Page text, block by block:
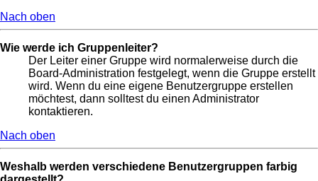
Nach oben
Wie werde ich Gruppenleiter?
Der Leiter einer Gruppe wird normalerweise durch die
Board-Administration festgelegt, wenn die Gruppe erstellt
wird. Wenn du eine eigene Benutzergruppe erstellen
möchtest, dann solltest du einen Administrator
kontaktieren.
Nach oben
Weshalb werden verschiedene Benutzergruppen farbig